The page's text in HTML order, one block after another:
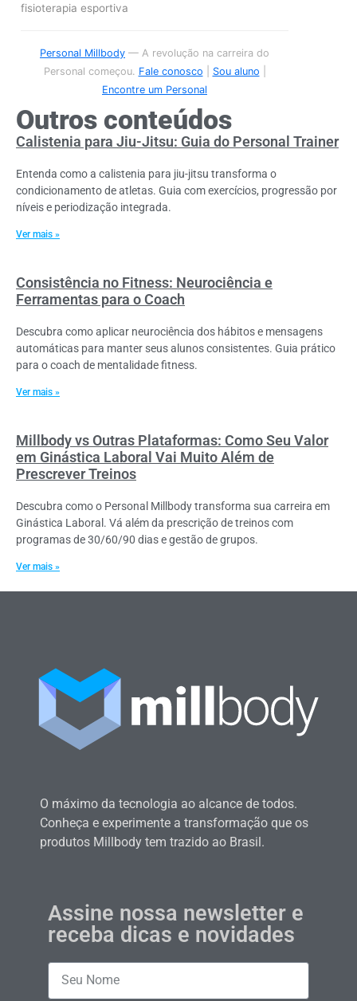
fisioterapia esportiva
Personal Millbody — A revolução na carreira do
Personal começou. Fale conosco Sou aluno
Encontre um Personal
Outros conteúdos
Calistenia para Jiu-Jitsu: Guia do Personal Trainer
Entenda como a calistenia para jiu-jitsu transforma o
condicionamento de atletas. Guia com exercícios, progressão por
níveis e periodização integrada.
Ver mais »
Consistência no Fitness: Neurociência e
Ferramentas para o Coach
Descubra como aplicar neurociência dos hábitos e mensagens
automáticas para manter seus alunos consistentes. Guia prático
para o coach de mentalidade fitness.
Ver mais »
Millbody vs Outras Plataformas: Como Seu Valor
em Ginástica Laboral Vai Muito Além de
Prescrever Treinos
Descubra como o Personal Millbody transforma sua carreira em
Ginástica Laboral. Vá além da prescrição de treinos com
programas de 30/60/90 dias e gestão de grupos.
Ver mais »
O máximo da tecnologia ao alcance de todos.
Conheça e experimente a transformação que os
produtos Millbody tem trazido ao Brasil.
Assine nossa newsletter e
receba dicas e novidades